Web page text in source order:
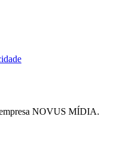
NOVUS MÍDIA.